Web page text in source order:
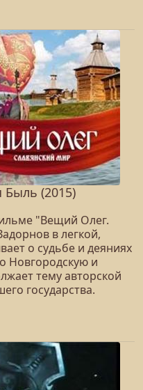
(2015)
"Вещий Олег.
в легкой,
о судьбе и деяниях
Новгородскую и
тему авторской
государства.